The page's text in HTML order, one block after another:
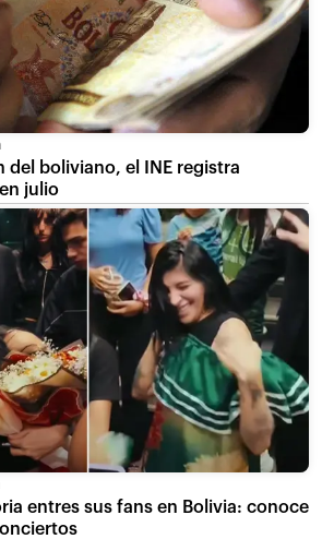
del boliviano, el INE registra
julio
entres sus fans en Bolivia: conoce